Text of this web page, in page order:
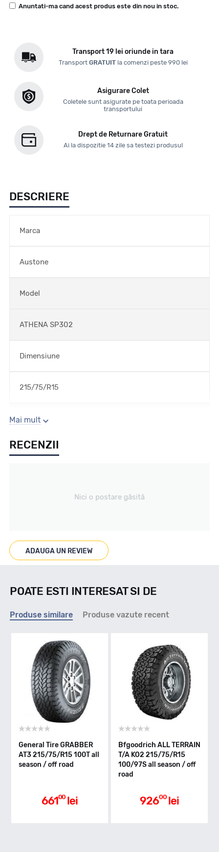
Anuntati-ma cand acest produs este din nou in stoc.
Transport 19 lei oriunde in tara
Transport GRATUITla comenzi peste 990 lei
Asigurare Colet
Coletele sunt asigurate pe toata perioada
transportului
Drept de Returnare Gratuit
Ai la dispozitie 14 zile sa testezi produsul
DESCRIERE
Marca
Austone
Model
ATHENA SP302
Dimensiune
215/75/R15
Sezon
All season / Off Road
Marcaje
Indice viteza
T - max 190km/h
Indice greutate
E
Aderenta pe carosabil ud
Mai mult
RECENZII
Nici o postare găsită
ADAUGA UN REVIEW
POATE ESTI INTERESAT SI DE
Produse similare Produse vazute recent
General Tire GRABBER
AT3 215/75/R15 100T all
season / off road
66100 lei
Bfgoodrich ALL TERRAIN
T/A KO2 215/75/R15
100/97S all season / off
road
92600 lei